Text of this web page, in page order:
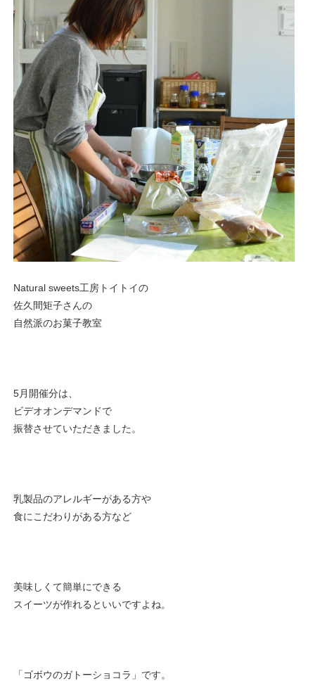
Natural sweets工房トイトイの
佐久間矩子さんの
自然派のお菓子教室
5月開催分は、
ビデオオンデマンドで
振替させていただきました。
乳製品のアレルギーがある方や
食にこだわりがある方など
美味しくて簡単にできる
スイーツが作れるといいですよね。
「ゴボウのガトーショコラ」です。